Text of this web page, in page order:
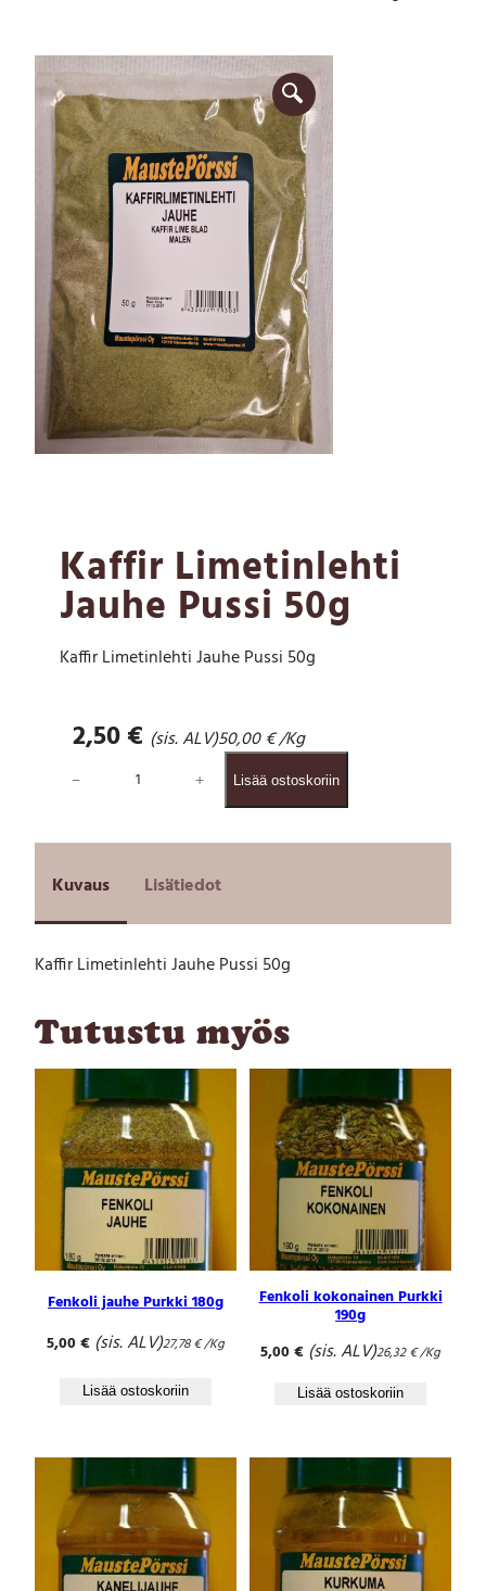
Kaffir Limetinlehti
Jauhe Pussi 50g
Kaffir Limetinlehti Jauhe Pussi 50g
2,50€ (sis. ALV)50,00€/Kg
L
i
m
t
l
J
a
u
h
e
P
s
s
i
ä
− + Lisää ostoskoriin
Kuvaus Lisätiedot
Kaffir Limetinlehti Jauhe Pussi 50g
Tutustu myös
Fenkoli jauhe Purkki 180g
5,00€ (sis. ALV)27,78€/Kg
Lisää ostoskoriin
Fenkoli kokonainen Purkki
190g
5,00€ (sis. ALV)26,32€/Kg
Lisää ostoskoriin